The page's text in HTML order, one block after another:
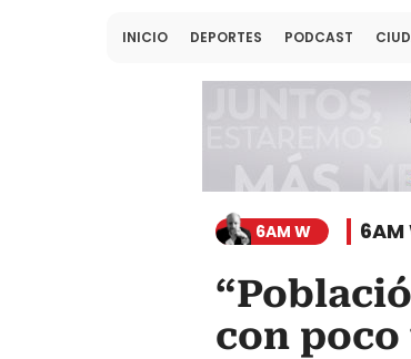
INICIO DEPORTES PODCAST
6AM W 6AM
con poco